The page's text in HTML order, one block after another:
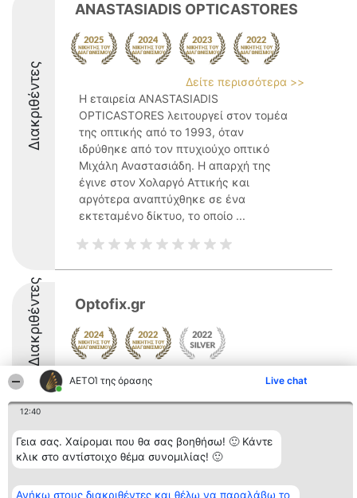
ΑΕΤΟΊ της όρασης Live chat
12:40
Γεια σας. Χαίρομαι που θα σας βοηθήσω! 🙂 Κάντε
κλικ στο αντίστοιχο θέμα συνομιλίας! 🙂
Ανήκω στους διακριθέντες και θέλω να παραλάβω το
Διακριθέντες
ANASTASIADIS OPTICASTORES
Δείτε περισσότερα >>
Η εταιρεία ANASTASIADIS
OPTICASTORES λειτουργεί στον τομέα
της οπτικής από το 1993, όταν
ιδρύθηκε από τον πτυχιούχο οπτικό
Μιχάλη Αναστασιάδη. Η απαρχή της
έγινε στον Χολαργό Αττικής και
αργότερα αναπτύχθηκε σε ένα
εκτεταμένο δίκτυο, το οποίο ...
Διακριθέντες Optofix.gr
Διοργανωτής της
κατάταξης
BEAUTIFUL COMPANY
ΤΗΛ. ΕΠΙΚΟΙΝΩΝΙΑΣ:
Κατάταξη
Διακριθέντες
Λίστα όλων
διακριθέντων
Επικοινωνία